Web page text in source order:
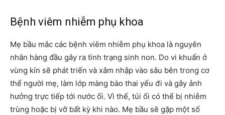
Bệnh viêm nhiễm phụ khoa
Mẹ bầu mắc các bệnh viêm nhiễm phụ khoa là nguyên
nhân hàng đầu gây ra tình trạng sinh non. Do vi khuẩn ở
vùng kín sẽ phát triển và xâm nhập vào sâu bên trong cơ
thể người mẹ, làm lớp màng bào thai yếu đi và gây ảnh
hưởng trực tiếp tới nước ối. Vì thế, túi ối có thể bị nhiễm
trùng hoặc bị vỡ bất kỳ khi nào. Mẹ bầu sẽ gặp một số